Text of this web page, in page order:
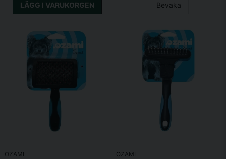
LÄGG I VARUKORGEN Bevaka
OZAMI OZAMI